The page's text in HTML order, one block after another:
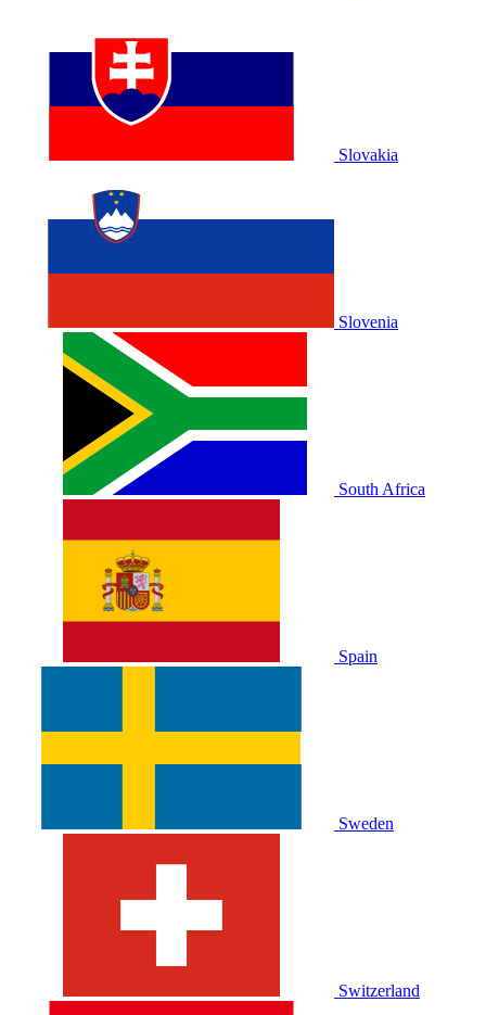
Slovakia
Slovenia
South Africa
Spain
Sweden
Switzerland